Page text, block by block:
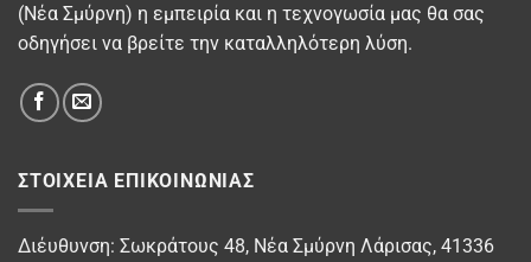
(Νέα Σμύρνη) η εμπειρία και η τεχνογωσία μας θα σας
οδηγήσει να βρείτε την καταλληλότερη λύση.
ΣΤΟΙΧΕΊΑ ΕΠΙΚΟΙΝΩΝΊΑΣ
Διέυθυνση: Σωκράτους 48, Νέα Σμύρνη Λάρισας, 41336